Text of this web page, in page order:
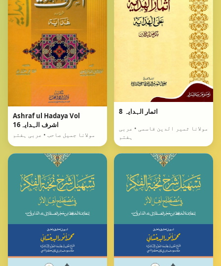
Ashraf ul Hadaya Vol
16اشرف الہدایہ
مولانا جمیل صاحب • عربی ہفتم
اثمار الہدایہ 8
مولانا ثمیر الدین قاسمی • عربی
ہفتم